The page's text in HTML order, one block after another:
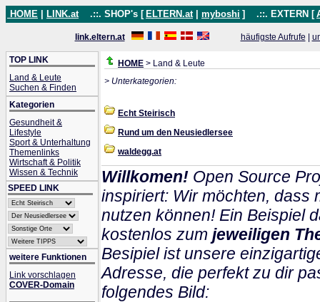
HOME LINK.at .::. SHOP's [ ELTERN.at myboshi ] .::. EXTERN [
link.eltern.at häufigste Aufrufe
TOP LINK
Land & Leute
Suchen & Finden
Kategorien
Gesundheit &
Lifestyle
Sport & Unterhaltung
Themenlinks
Wirtschaft & Politik
Wissen & Technik
SPEED LINK
weitere Funktionen
Link vorschlagen
COVER-Domain
HOME > Land & Leute
> Unterkategorien:
Echt Steirisch
Rund um den Neusiedlersee
waldegg.at
Willkomen! Open Source
inspiriert: Wir möchten, dass
nutzen können! Ein Beispiel
kostenlos zum jeweiligen
Besipiel ist unsere
Adresse, die perfekt zu dir
folgendes Bild: